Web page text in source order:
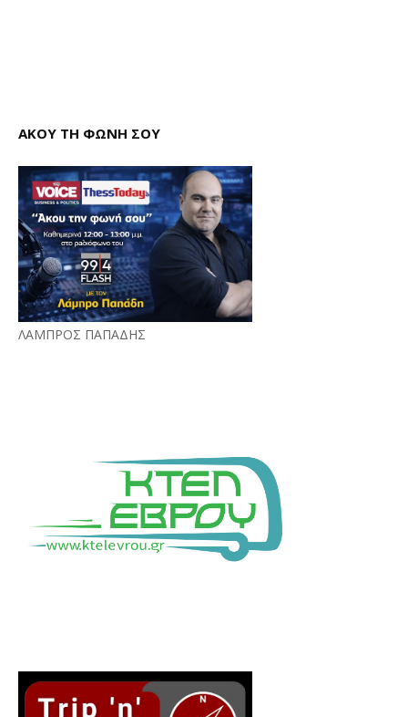
ΑΚΟΥ ΤΗ ΦΩΝΗ ΣΟΥ
ΛΑΜΠΡΟΣ ΠΑΠΑΔΗΣ